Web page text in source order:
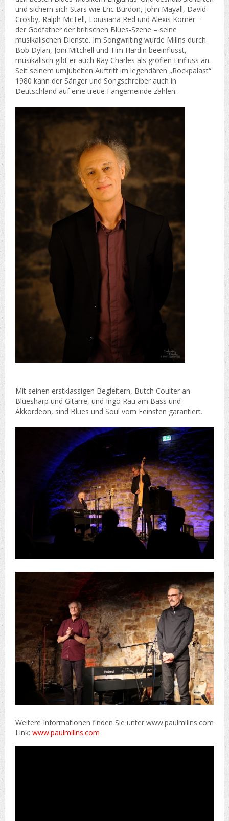
und sichern sich Stars wie Eric Burdon, John Mayall, David
Crosby, Ralph McTell, Louisiana Red und Alexis Korner –
der Godfather der britischen Blues-Szene – seine
musikalischen Dienste. Im Songwriting wurde Millns durch
Bob Dylan, Joni Mitchell und Tim Hardin beeinflusst,
musikalisch gibt er auch Ray Charles als groflen Einfluss an.
Seit seinem umjubelten Auftritt im legendären „Rockpalast“
1980 kann der Sänger und Songschreiber auch in
Deutschland auf eine treue Fangemeinde zählen.
Mit seinen erstklassigen Begleitern, Butch Coulter an
Bluesharp und Gitarre, und Ingo Rau am Bass und
Akkordeon, sind Blues und Soul vom Feinsten garantiert.
Weitere Informationen finden Sie unter www.paulmillns.com
Link: www.paulmillns.com